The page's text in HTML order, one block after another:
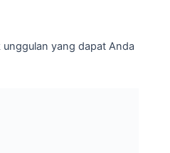
yang dapat Anda